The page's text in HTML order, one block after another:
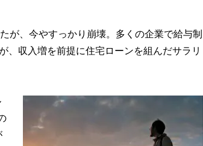
、今やすっかり崩壊。多くの企業で給与制
、収入増を前提に住宅ローンを組んだサラリ